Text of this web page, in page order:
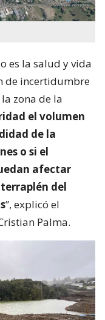
es la salud y vida
de incertidumbre
zona de la
el volumen
de la
o si el
afectar
del
”, explicó el
Palma.